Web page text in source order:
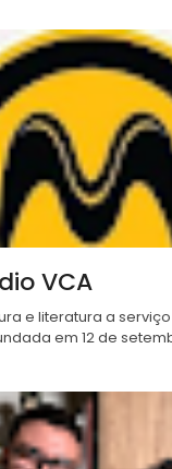
VCA
e literatura a
em 12 de